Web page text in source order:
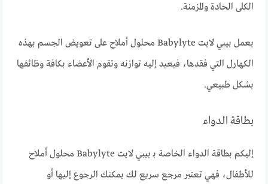
الكلى الحادة والمزمنة.
يعمل بيبي لايت Babylyte محلول أملاح على تعويض الجسم بهذه
الكهارل التي فقدها، فيعيد إليه توازنه وتقوم الأعضاء بكافة وظائفها
بشكل طبيعي.
بطاقة الدواء
إليكم بطاقة الدواء الخاصة بـ بيبي لايت Babylyte محلول أملاح
للأطفال، فهي تعتبر مرجع سريع لك يمكنك الرجوع إليها أو